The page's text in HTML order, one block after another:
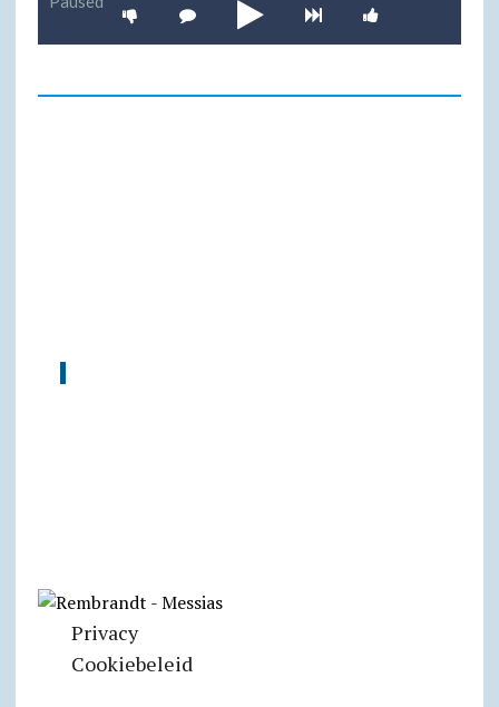
Privacy
Cookiebeleid